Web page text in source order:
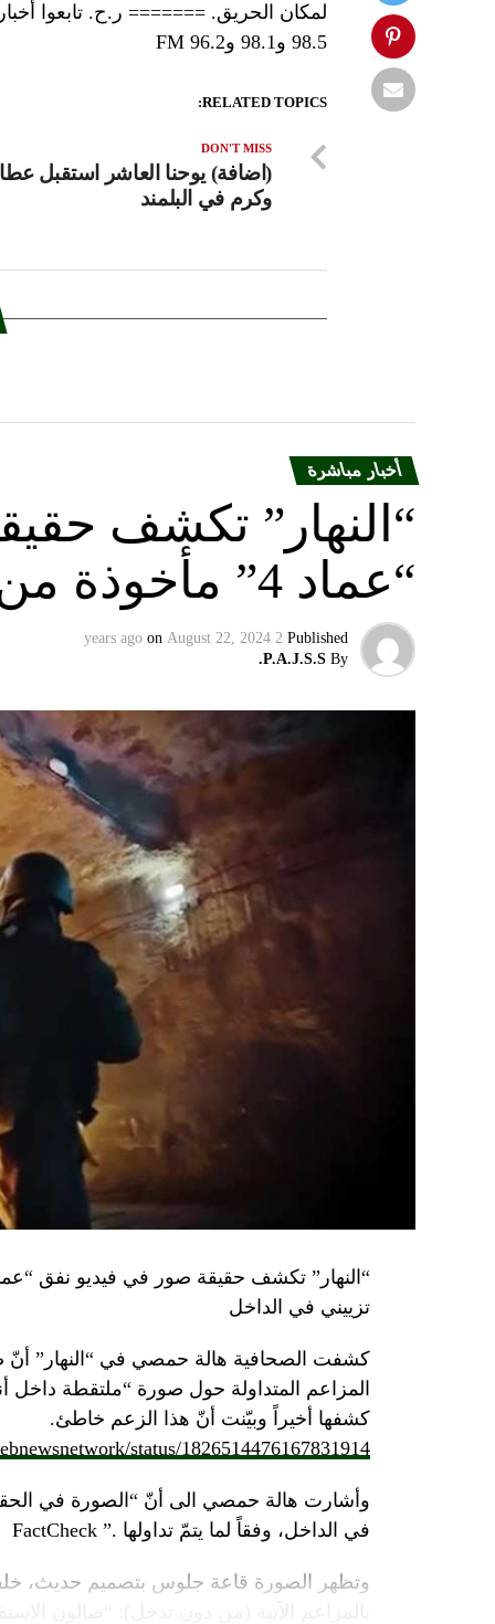
لمكان الحريق. ======= ر.ح. تابعوا
98.5 و98.1 و96.2 FM
RELATED TOPICS:
DON'T MISS
(اضافة) يوحنا العاشر استقبل
وكرم في البلمند
أخبار مباشرة
“النهار” تكشف
“عماد 4” مأخوذة من أوكرانيا….
Published
2 years ago
on August 22, 2024
By
P.A.J.S.S.
تزييني في الداخل
كشفت الصحافية هالة حمصي في “النهار”
كشفها أخيراً وبيّنت أنّ هذا الزعم خاطئ.
status/1826514476167831914
وأشارت هالة حمصي الى أنّ “الصورة في
في الداخل، وفقاً لما يتمّ تداولها .” FactCheck
وتظهر الصورة قاعة جلوس بتصميم حديث،